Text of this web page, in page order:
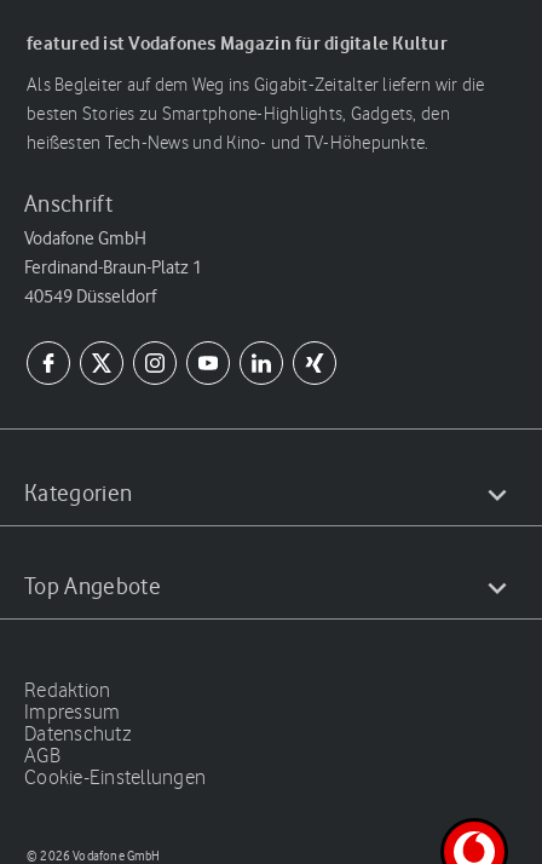
featured ist Vodafones Magazin für digitale Kultur
Als Begleiter auf dem Weg ins Gigabit-Zeitalter liefern wir die
besten Stories zu Smartphone-Highlights, Gadgets, den
heißesten Tech-News und Kino- und TV-Höhepunkte.
Anschrift
Vodafone GmbH
Ferdinand-Braun-Platz 1
40549 Düsseldorf
Kategorien
Top Angebote
Redaktion
Impressum
Datenschutz
AGB
Cookie-Einstellungen
© 2026 Vodafone GmbH